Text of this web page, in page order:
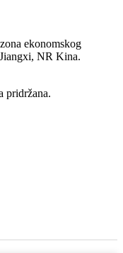
ekonomskog
NR Kina.
pridržana.